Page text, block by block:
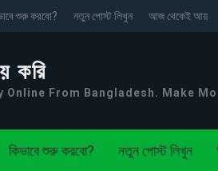
শুরু করবো? নতুন পোস্ট লিখুন আজ থেকেই আয়
করি
Online From Bangladesh. Make
কিভাবে শুরু করবো? নতুন পোস্ট লিখুন